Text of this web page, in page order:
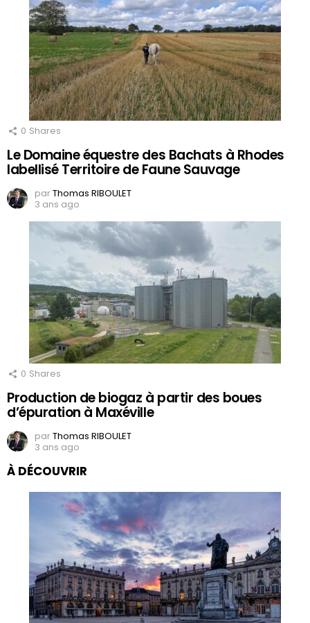
0 Shares
Le Domaine équestre des Bachats à Rhodes
labellisé Territoire de Faune Sauvage
parThomas RIBOULET
3 ans ago
0 Shares
Production de biogaz à partir des boues
d’épuration à Maxéville
parThomas RIBOULET
3 ans ago
À DÉCOUVRIR